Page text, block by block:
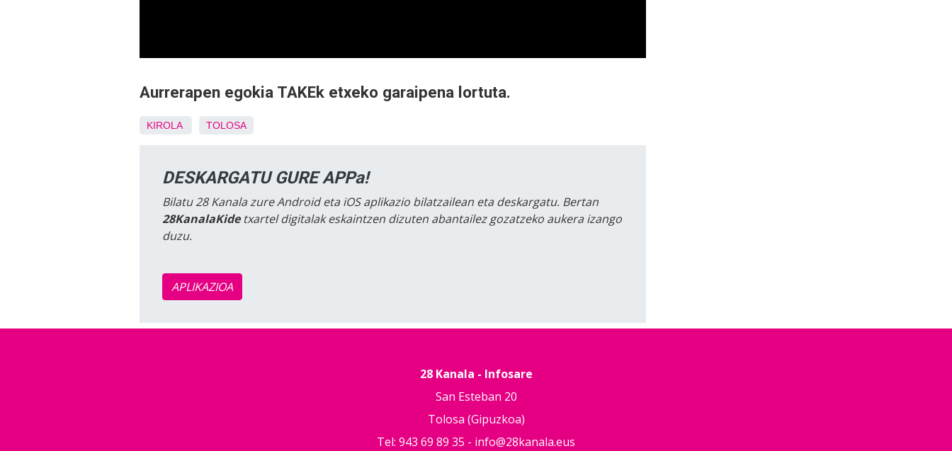
Aurrerapen egokia TAKEk etxeko garaipena lortuta.
KIROLA TOLOSA
DESKARGATU GURE APPa!
Bilatu 28 Kanala zure Android eta iOS aplikazio bilatzailean eta deskargatu. Bertan
28KanalaKidetxartel digitalak eskaintzen dizuten abantailez gozatzeko aukera izango
duzu.
APLIKAZIOA
28 Kanala - Infosare
San Esteban 20
Tolosa (Gipuzkoa)
Tel: 943 69 89 35 - info@28kanala.eus